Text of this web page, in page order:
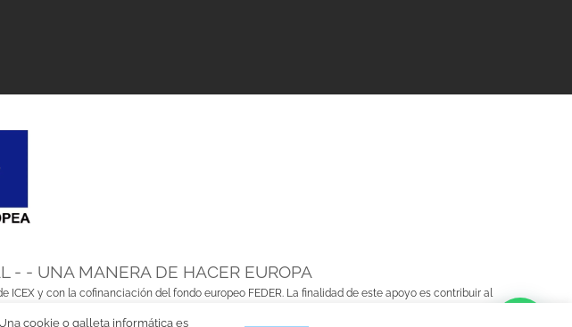
- - UNA MANERA DE HACER EUROPA
y con la cofinanciación del fondo europeo FEDER. La finalidad de este apoyo es contribuir al
cookie o galleta informática es